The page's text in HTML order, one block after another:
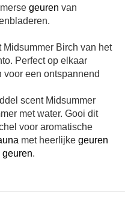
geuren van
Birch van het
Perfect op elkaar
een ontspannend
scent Midsummer
met water. Gooi dit
voor aromatische
met heerlijke geuren
geuren.